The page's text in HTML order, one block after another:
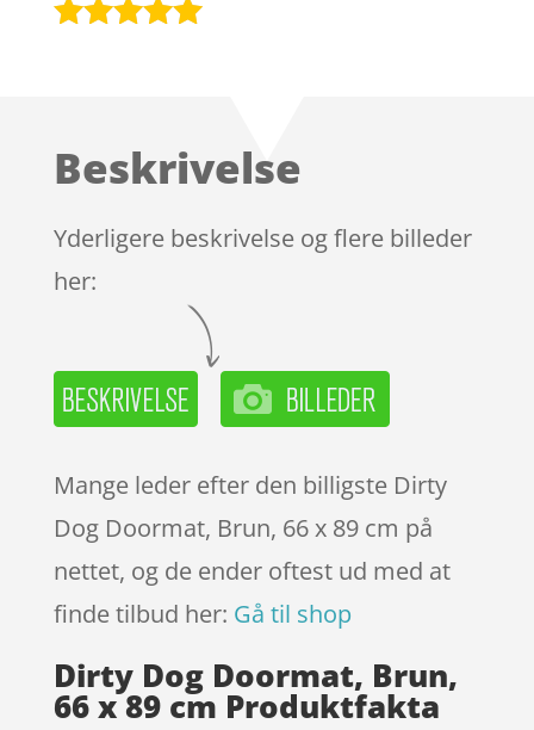
kundebedøm
Beskrivelse
Yderligere beskrivelse og flere billeder
her:
Mange leder efter den billigste Dirty
Dog Doormat, Brun, 66 x 89 cm på
nettet, og de ender oftest ud med at
finde tilbud her: Gå til shop
Dirty Dog Doormat, Brun,
66 x 89 cm Produktfakta